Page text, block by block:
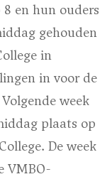
en hun ouders
gehouden
in
in voor de
week
plaats op
De week
VMBO-